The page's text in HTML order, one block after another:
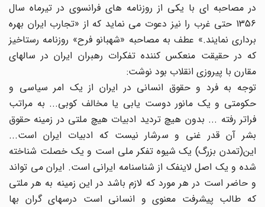
در مصاحبه ای با یکی از روزنامه های فرانسوی در تیرماه سال
1356 حتی غرب را نیز دعوت می نماید که از «تجارب ایران بهره
برداری نمایند.» عطف به مصاحبه «شهبانو فرح» روزنامه رستاخیز
که در حقیقت منعکس کننده تفکرات رهبران ایران در سالهای
مقارن با پیروزی انقلاب بود نوشت:
توجه به فرد و حقوق انسانی در ایران از یک امر سیاسی و
حکومتی و یک مانور دوست یابی یا مخالف کوبی... به مراتب
فراتر رفته ... بدون هیچ تردید ادبیات هیچ ملتی در زمینه حقوق
بشر آن قدر غنی و سرشار نیست که ادبیات ایران است...
این(تمدن بزرگ) یک شیوه تفکر ملی است و یک خصلت شناخته
شده و یک اصل لاینفک از شناسنامه ایرانی است. ایران می تواند
و حاضر است در هر مورد که لازم باشد در این زمینه به هر ملتی
که طالب پیشرفت معنوی و انسانی است درسهای گران بها